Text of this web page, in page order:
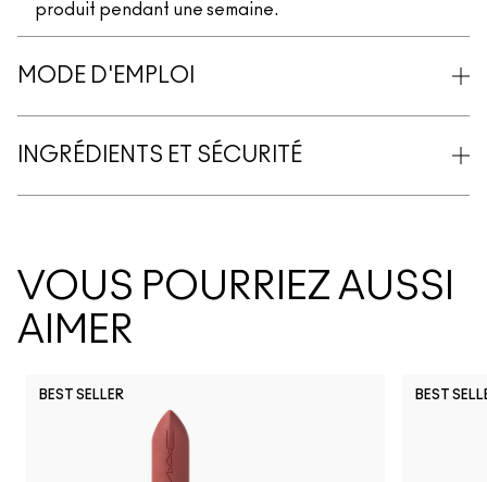
produit pendant une semaine.
MODE D'EMPLOI
INGRÉDIENTS ET SÉCURITÉ
VOUS POURRIEZ AUSSI
AIMER
BEST SELLER BEST